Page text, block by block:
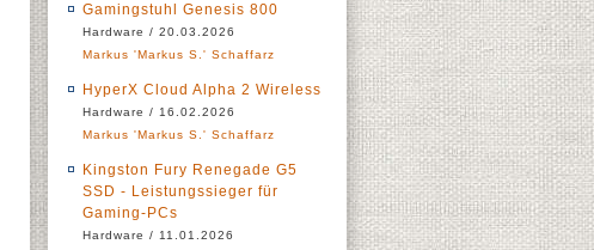
Gamingstuhl Genesis 800
Hardware / 20.03.2026
Markus 'Markus S.' Schaffarz
HyperX Cloud Alpha 2 Wireless
Hardware / 16.02.2026
Markus 'Markus S.' Schaffarz
Kingston Fury Renegade G5
SSD - Leistungssieger für
Gaming-PCs
Hardware / 11.01.2026